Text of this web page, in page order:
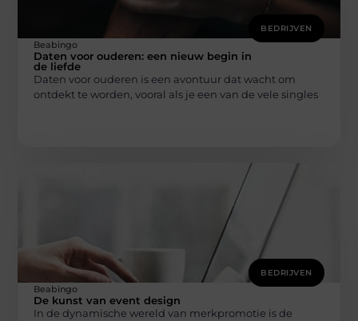
BEDRIJVEN
Beabingo
Daten voor ouderen: een nieuw begin in
de liefde
Daten voor ouderen is een avontuur dat wacht om
ontdekt te worden, vooral als je een van de vele singles
BEDRIJVEN
Beabingo
De kunst van event design
In de dynamische wereld van merkpromotie is de